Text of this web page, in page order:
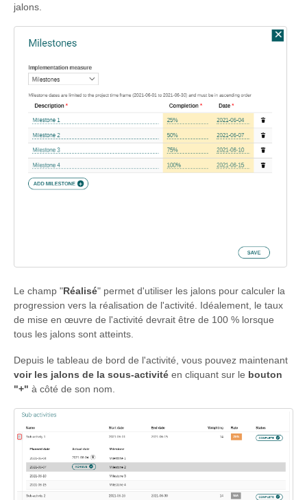
jalons.
Le champ "Réalisé" permet d'utiliser les jalons pour calculer la
progression vers la réalisation de l'activité. Idéalement, le taux
de mise en œuvre de l'activité devrait être de 100 % lorsque
tous les jalons sont atteints.
Depuis le tableau de bord de l'activité, vous pouvez maintenant
voir les jalons de la sous-activité en cliquant sur le bouton
"+" à côté de son nom.